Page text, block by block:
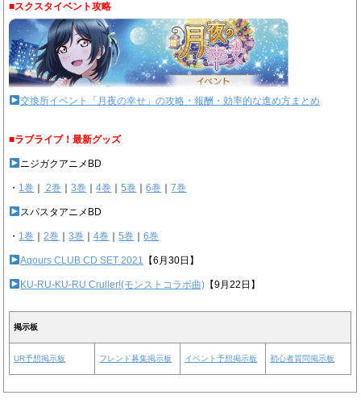
■スクスタイベント攻略
交換所イベント「月夜の幸せ」の攻略・報酬・効率的な進め方まとめ
■ラブライブ！最新グッズ
ニジガクアニメBD
・ 1巻 2巻 ｜3巻 ｜4巻 ｜5巻 ｜6巻 ｜7巻
スパスタアニメBD
・ 1巻 ｜2巻 ｜3巻 ｜4巻 ｜5巻 ｜6巻
Aqours CLUB CD SET 2021 【6月30日】
KU-RU-KU-RU Cruller!(モンストコラボ曲) 【9月22日】
掲示板
UR予想掲示板 フレンド募集掲示板 イベント予想掲示板 初心者質問掲示板